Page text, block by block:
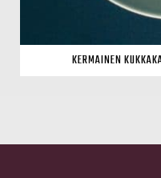
KERMAINEN